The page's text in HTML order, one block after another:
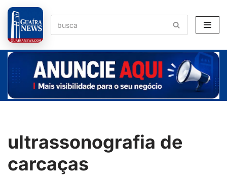
Pular
para
o
conteúdo
ultrassonografia de
carcaças